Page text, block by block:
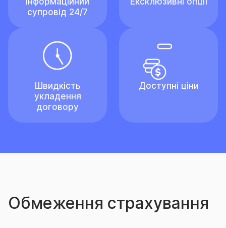
супровід 24/7
Швидкість
укладення
договору
Доступні ціни
Обмеження страхування